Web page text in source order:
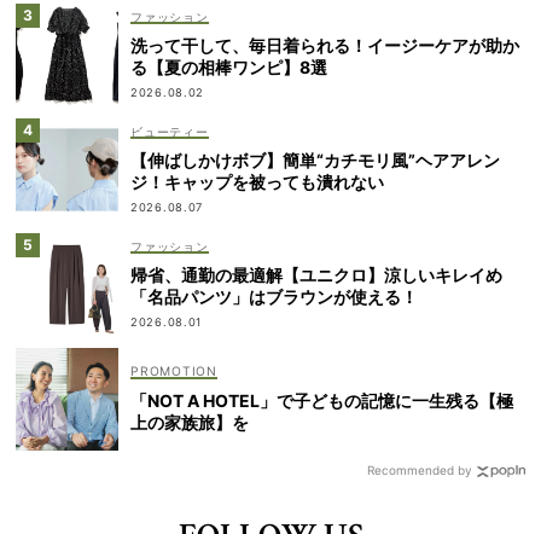
ファッション
洗って干して、毎日着られる！イージーケアが助か
る【夏の相棒ワンピ】8選
2026.08.02
ビューティー
【伸ばしかけボブ】簡単“カチモリ風”ヘアアレン
ジ！キャップを被っても潰れない
2026.08.07
ファッション
帰省、通勤の最適解【ユニクロ】涼しいキレイめ
「名品パンツ」はブラウンが使える！
2026.08.01
「NOT A HOTEL」で子どもの記憶に一生残る【極
上の家族旅】を
Recommended by